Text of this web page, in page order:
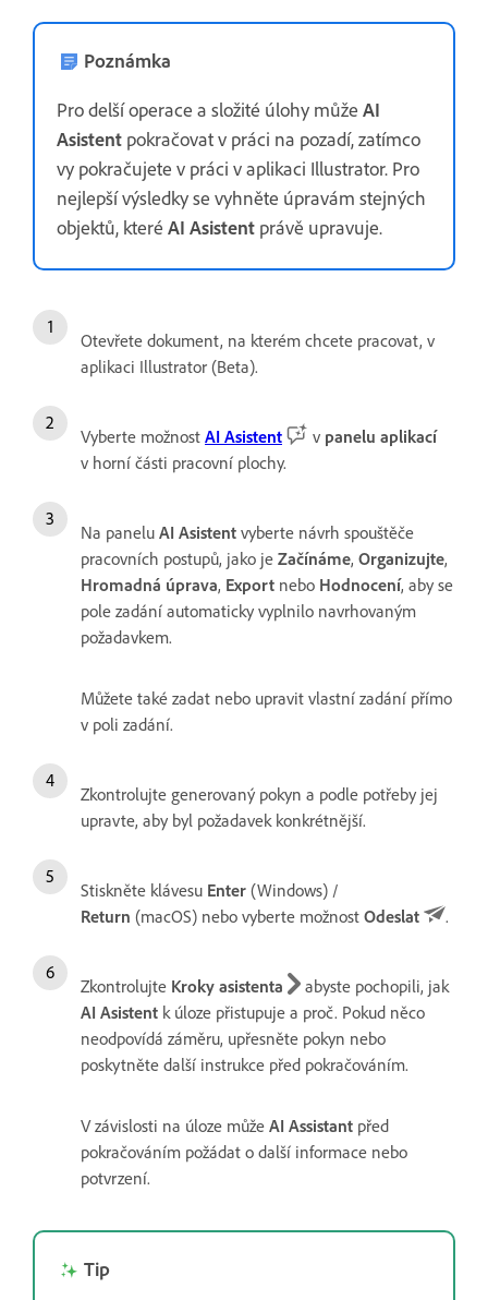
Poznámka
Pro delší operace a složité úlohy může AI
Asistent pokračovat v práci na pozadí, zatímco
vy pokračujete v práci v aplikaci Illustrator. Pro
nejlepší výsledky se vyhněte úpravám stejných
objektů, které AI Asistent právě upravuje.
Otevřete dokument, na kterém chcete pracovat, v
aplikaci Illustrator (Beta).
Vyberte možnost AI Asistent v panelu aplikací
v horní části pracovní plochy.
Na panelu AI Asistent vyberte návrh spouštěče
pracovních postupů, jako je Začínáme, Organizujte,
Hromadná úprava, Export nebo Hodnocení, aby se
pole zadání automaticky vyplnilo navrhovaným
požadavkem.
Můžete také zadat nebo upravit vlastní zadání přímo
v poli zadání.
Zkontrolujte generovaný pokyn a podle potřeby jej
upravte, aby byl požadavek konkrétnější.
Stiskněte klávesu Enter (Windows) /
Return (macOS) nebo vyberte možnost Odeslat .
Zkontrolujte Kroky asistenta
abyste pochopili, jak
AI Asistent k úloze přistupuje a proč. Pokud něco
neodpovídá záměru, upřesněte pokyn nebo
poskytněte další instrukce před pokračováním.
V závislosti na úloze může AI Assistant před
pokračováním požádat o další informace nebo
potvrzení.
Tip